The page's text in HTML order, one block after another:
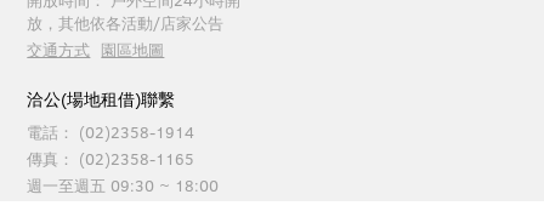
放，其他依各活動/店家公告
交通方式 園區地圖
洽公(場地租借)聯繫
電話：
(02)2358-1914
傳真：
(02)2358-1165
週一至週五 09:30 ~ 18:00